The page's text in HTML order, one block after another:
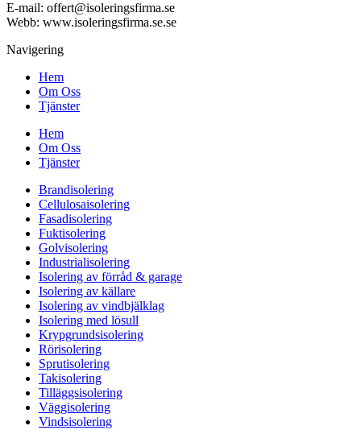
E-mail: offert@isoleringsfirma.se
Webb: www.isoleringsfirma.se.se
Navigering
Hem
Om Oss
Tjänster
Hem
Om Oss
Tjänster
Brandisolering
Cellulosaisolering
Fasadisolering
Fuktisolering
Golvisolering
Industrialisolering
Isolering av förråd & garage
Isolering av källare
Isolering av vindbjälklag
Isolering med lösull
Krypgrundsisolering
Rörisolering
Sprutisolering
Takisolering
Tilläggsisolering
Väggisolering
Vindsisolering